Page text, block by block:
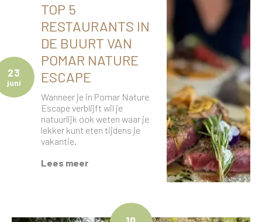
23
juni
TOP 5
RESTAURANTS IN
DE BUURT VAN
POMAR NATURE
ESCAPE
Wanneer je in Pomar Nature
Escape verblijft wil je
natuurlijk ook weten waar je
lekker kunt eten tijdens je
vakantie.
Lees meer